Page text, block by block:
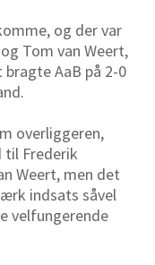
og der var
Tom van Weert,
AaB på 2-0
overliggeren,
til Frederik
Weert, men det
indsats såvel
velfungerende